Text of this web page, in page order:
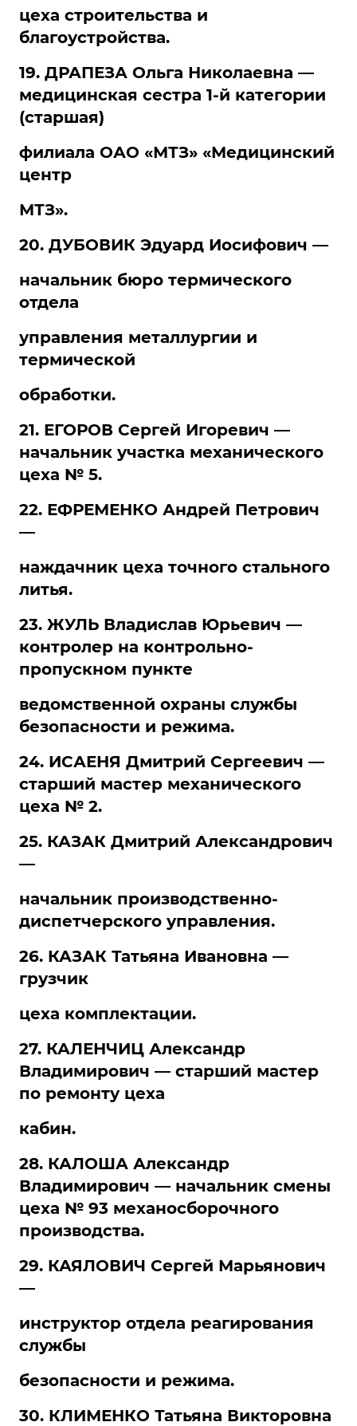
цеха строительства и
благоустройства.
19. ДРАПЕЗА Ольга Николаевна —
медицинская сестра 1-й категории
(старшая)
филиала ОАО «МТЗ» «Медицинский
центр
МТЗ».
20. ДУБОВИК Эдуард Иосифович —
начальник бюро термического
отдела
управления металлургии и
термической
обработки.
21. ЕГОРОВ Сергей Игоревич —
начальник участка механического
цеха № 5.
22. ЕФРЕМЕНКО Андрей Петрович
—
наждачник цеха точного стального
литья.
23. ЖУЛЬ Владислав Юрьевич —
контролер на контрольно-
пропускном пункте
ведомственной охраны службы
безопасности и режима.
24. ИСАЕНЯ Дмитрий Сергеевич —
старший мастер механического
цеха № 2.
25. КАЗАК Дмитрий Александрович
—
начальник производственно-
диспетчерского управления.
26. КАЗАК Татьяна Ивановна —
грузчик
цеха комплектации.
27. КАЛЕНЧИЦ Александр
Владимирович — старший мастер
по ремонту цеха
кабин.
28. КАЛОША Александр
Владимирович — начальник смены
цеха № 93 механосборочного
производства.
29. КАЯЛОВИЧ Сергей Марьянович
—
инструктор отдела реагирования
службы
безопасности и режима.
30. КЛИМЕНКО Татьяна Викторовна